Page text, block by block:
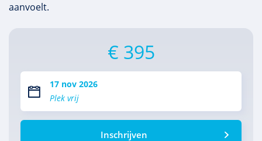
aanvoelt.
€ 395
17 nov 2026
Plek vrij
Inschrijven